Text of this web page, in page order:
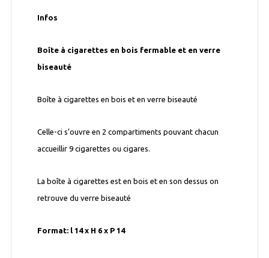
Infos
Boîte à cigarettes en bois fermable et en verre
biseauté
Boîte à cigarettes en bois et en verre biseauté
Celle-ci s’ouvre en 2 compartiments pouvant chacun
accueillir 9 cigarettes ou cigares.
La boîte à cigarettes est en bois et en son dessus on
retrouve du verre biseauté
Format: l 14 x H 6 x P 14